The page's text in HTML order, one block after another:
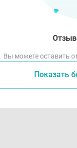
Вы можете оставить
Показать